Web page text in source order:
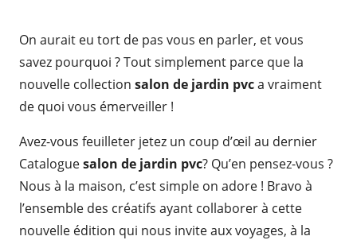
On aurait eu tort de pas vous en parler, et vous
savez pourquoi ? Tout simplement parce que la
nouvelle collection salon de jardin pvca vraiment
de quoi vous émerveiller !
Avez-vous feuilleter jetez un coup d’œil au dernier
Cataloguesalon de jardin pvc? Qu’en pensez-vous ?
Nous à la maison, c’est simple on adore ! Bravo à
l’ensemble des créatifs ayant collaborer à cette
nouvelle édition qui nous invite aux voyages, à la